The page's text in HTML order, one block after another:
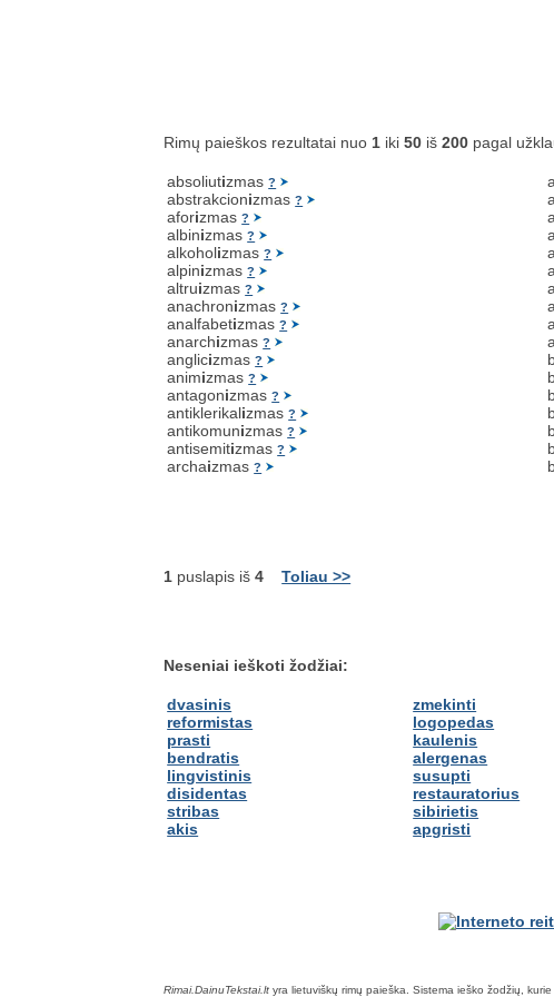
Rimų paieškos rezultatai nuo 1 iki50 iš200 pagal
absoliutizmas?
abstrakcionizmas?
aforizmas?
albinizmas?
alkoholizmas?
alpinizmas?
altruizmas?
anachronizmas?
analfabetizmas?
anarchizmas?
anglicizmas?
animizmas?
antagonizmas?
antiklerikalizmas?
antikomunizmas?
antisemitizmas?
archaizmas?
1 puslapis iš4 Toliau >>
Neseniai ieškoti žodžiai:
dvasinis
reformistas
prasti
bendratis
lingvistinis
disidentas
stribas
akis
zmekinti
logopedas
kaulenis
alergenas
susupti
restauratorius
sibirietis
apgristi
Rimai.DainuTekstai.lt yra lietuviškų rimų paieška. Sistema ieško žodžių,